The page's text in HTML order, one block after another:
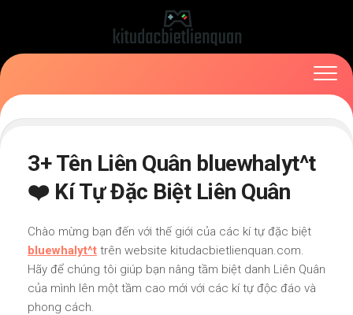
3+ Tên Liên Quân bluewhalyt^t
❤️ Kí Tự Đặc Biệt Liên Quân
Chào mừng bạn đến với thế giới của các kí tự đặc biệt
bluewhalyt^t trên website kitudacbietlienquan.com.
Hãy để chúng tôi giúp bạn nâng tầm biệt danh Liên Quân
của mình lên một tầm cao mới với các kí tự độc đáo và
phong cách.